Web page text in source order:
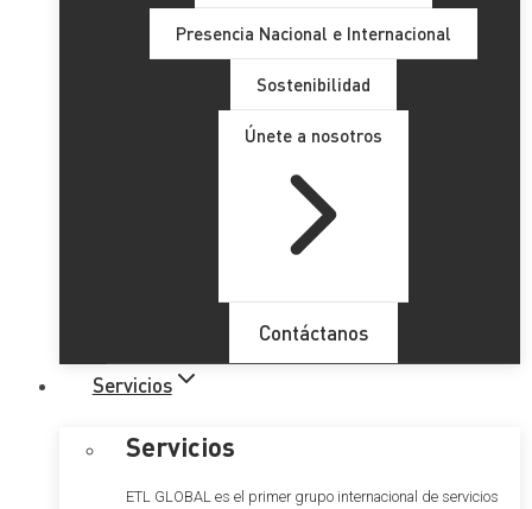
Presencia Nacional e Internacional
Sostenibilidad
Únete a nosotros
Contáctanos
Servicios
Servicios
ETL GLOBAL es el primer grupo internacional de servicios